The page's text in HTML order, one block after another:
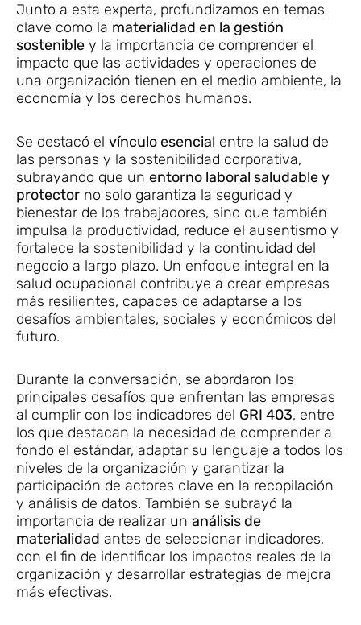
Junto a esta experta, profundizamos en temas
clave como la materialidad en la gestión
sostenible y la importancia de comprender el
impacto que las actividades y operaciones de
una organización tienen en el medio ambiente, la
economía y los derechos humanos.
Se destacó el vínculo esencial entre la salud de
las personas y la sostenibilidad corporativa,
subrayando que un entorno laboral saludable y
protector no solo garantiza la seguridad y
bienestar de los trabajadores, sino que también
impulsa la productividad, reduce el ausentismo y
fortalece la sostenibilidad y la continuidad del
negocio a largo plazo. Un enfoque integral en la
salud ocupacional contribuye a crear empresas
más resilientes, capaces de adaptarse a los
desafíos ambientales, sociales y económicos del
futuro.
Durante la conversación, se abordaron los
principales desafíos que enfrentan las empresas
al cumplir con los indicadores del GRI 403, entre
los que destacan la necesidad de comprender a
fondo el estándar, adaptar su lenguaje a todos los
niveles de la organización y garantizar la
participación de actores clave en la recopilación
y análisis de datos. También se subrayó la
importancia de realizar un análisis de
materialidad antes de seleccionar indicadores,
con el fin de identificar los impactos reales de la
organización y desarrollar estrategias de mejora
más efectivas.